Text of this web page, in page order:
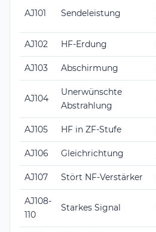
AJ101 Sendeleistung
AJ102 HF-Erdung
AJ103 Abschirmung
AJ104
Unerwünschte
Abstrahlung
AJ105 HF in ZF-Stufe
AJ106 Gleichrichtung
AJ107 Stört NF-Verstärker
AJ108-
110
Starkes Signal